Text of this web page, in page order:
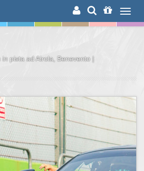
RICERCA
pista ad Airola, Benevento |